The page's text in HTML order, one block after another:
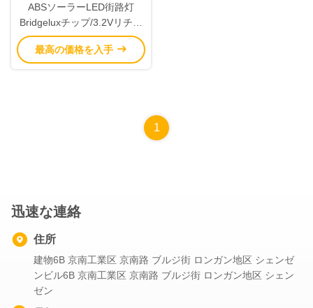
ABSソーラーLED街路灯
Bridgeluxチップ/3.2Vリチウ
ム電池付き
最高の価格を入手
1
迅速な連絡
住所
建物6B 京南工業区 京南路 ブルジ街 ロンガン地区 シェンゼ
ンビル6B 京南工業区 京南路 ブルジ街 ロンガン地区 シェン
ゼン